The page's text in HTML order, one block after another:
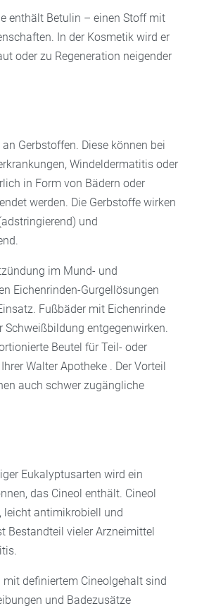
enthält Betulin – einen Stoff mit
In der Kosmetik wird er
oder zu Regeneration neigender
Gerbstoffen. Diese können bei
Windeldermatitis oder
in Form von Bädern oder
werden. Die Gerbstoffe wirken
und
im Mund- und
Eichenrinden-Gurgellösungen
Fußbäder mit Eichenrinde
Schweißbildung entgegenwirken.
Beutel für Teil- oder
Walter Apotheke . Der Vorteil
auch schwer zugängliche
Eukalyptusarten wird ein
das Cineol enthält. Cineol
leicht antimikrobiell und
Bestandteil vieler Arzneimittel
mit definiertem Cineolgehalt sind
und Badezusätze